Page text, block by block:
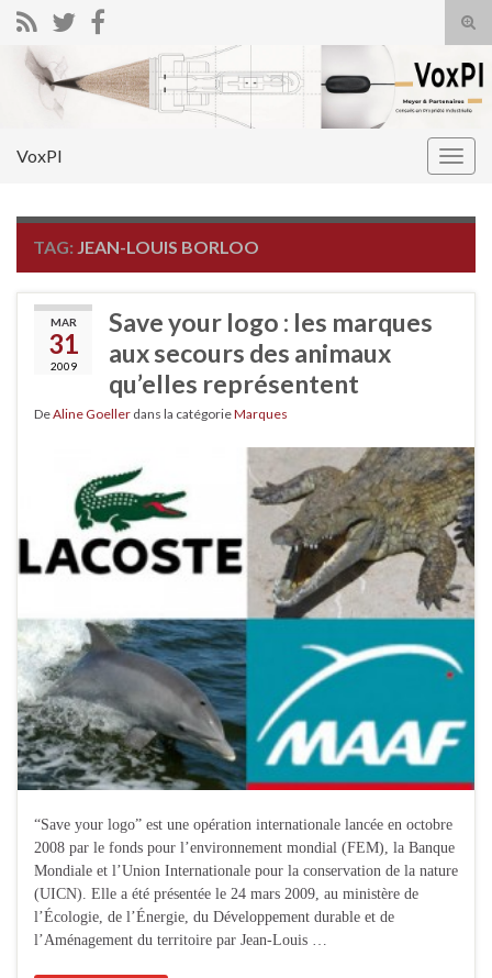
Search for:
VoxPI
TAG: JEAN-LOUIS BORLOO
MAR
31
2009
Save your logo : les marques
aux secours des animaux
qu’elles représentent
DeAline Goeller dans la catégorieMarques
“Save your logo” est une opération internationale lancée en octobre
2008 par le fonds pour l’environnement mondial (FEM), la Banque
Mondiale et l’Union Internationale pour la conservation de la nature
(UICN). Elle a été présentée le 24 mars 2009, au ministère de
l’Écologie, de l’Énergie, du Développement durable et de
l’Aménagement du territoire par Jean-Louis …